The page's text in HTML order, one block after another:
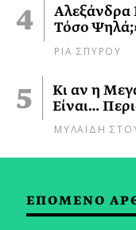
Αλεξάνδρα
Τόσο
ΡΙΑ ΣΠΥΡΟΥ
Κι αν η
Είναι…
ΜΥΛΑΙΔΗ
ΕΠΟΜΕΝΟ